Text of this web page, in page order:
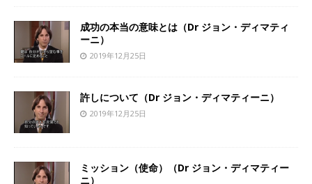
成功の本当の意味とは（Dr ジョン・ディマティ
ーニ）
2019年12月25日
許しについて（Dr ジョン・ディマティーニ）
2019年12月25日
ミッション（使命）（Dr ジョン・ディマティー
ニ）